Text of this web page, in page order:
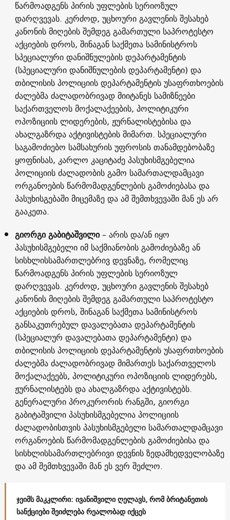
წარმოადგენს პირის უფლების სერიოზულ
დარღვევას. კერძოდ, უცხოური გავლენის შესახებ
კანონის მიღების შემდეგ გამართული საპროტესტო
აქციების დროს, შინაგან საქმეთა სამინისტროს
სპეციალური დანიშნულების დეპარტამენტის
(სპეციალური დანიშნულების დეპარტამენტი) და
თბილისის პოლიციის დეპარტამენტის უსაფრთხოების
ძალებმა ძალადობრივად მიიტანეს სამიზნეები
საქართველოს მოქალაქეების, პოლიტიკური
ოპოზიციის ლიდერების, ჟურნალისტებისა და
ახალგაზრდა აქტივისტების მიმართ. სპეციალური
საგამოძიებო სამსახურის უფროსის თანამდებობაზე
ყოფნისას, კარლო კაციტაძე პასუხისმგებელია
პოლიციის ძალადობის გამო სამართალდამცავი
ორგანოების წარმომადგენლების გამოძიებასა და
პასუხისგებაში მიცემაზე და ამ შემთხვევაში მან ეს არ
გააკეთა.
გიორგი გაბიტაშვილი– არის და/ან იყო
პასუხისმგებელი იმ საქმიანობის გამოძიებაზე ან
სისხლისსამართლებრივ დევნაზე, რომელიც
წარმოადგენს პირის უფლების სერიოზულ
დარღვევას. კერძოდ, უცხოური გავლენის შესახებ
კანონის მიღების შემდეგ გამართული საპროტესტო
აქციების დროს, შინაგან საქმეთა სამინისტროს
განსაკუთრებულ დავალებათა დეპარტამენტის
(სპეციალურ დავალებათა დეპარტამენტი) და
თბილისის პოლიციის დეპარტამენტის უსაფრთხოების
ძალებმა ძალადობრივად მიმართეს საქართველოს
მოქალაქეებს, პოლიტიკური ოპოზიციის ლიდერებს,
ჟურნალისტებს და ახალგაზრდა აქტივისტებს.
გენერალური პროკურორის რანგში, გიორგი
გაბიტაშვილი პასუხისმგებელია პოლიციის
ძალადობისთვის პასუხისმგებელი სამართალდამცავი
ორგანოების წარმომადგენლების გამოძიებისა და
სისხლისსამართლებრივი დევნის ზედამხედველობაზე
და ამ შემთხვევაში მან ეს ვერ შეძლო.
ჯეიმს მაკკლირი: ივანიშვილი ღელავს, რომ ბრიტანეთის
სანქციები შეიძლება რეალობად იქცეს